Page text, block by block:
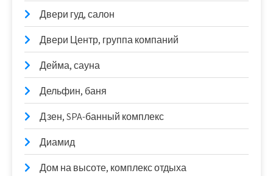
Двери гуд, салон
Двери Центр, группа компаний
Дейма, сауна
Дельфин, баня
Дзен, SPA-банный комплекс
Диамид
Дом на высоте, комплекс отдыха